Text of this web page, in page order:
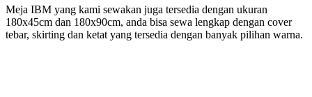
Meja IBM yang kami sewakan juga tersedia dengan ukuran
180x45cm dan 180x90cm, anda bisa sewa lengkap dengan cover
tebar, skirting dan ketat yang tersedia dengan banyak pilihan warna.